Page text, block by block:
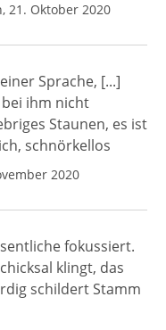
21. Oktober 2020
Sprache, [...]
ihm nicht
Staunen, es ist
schnörkellos
2020
fokussiert.
klingt, das
schildert Stamm